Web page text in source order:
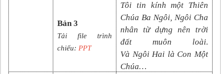
Bản 3
Tải file trình
chiếu: PPT
Tôi tin kính một Thiên
Chúa Ba Ngôi, Ngôi Cha
nhân từ dựng nên trời
đất muôn loài.
Và NgôiHai là Con Một
Chúa…